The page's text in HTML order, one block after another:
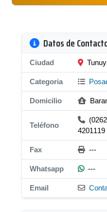
Datos de
Ciudad
Categoria
Domicilio
Teléfono
4201119
Fax ---
Whatsapp ---
Email